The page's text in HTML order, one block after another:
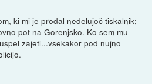
ki mi je prodal nedelujoč tiskalnik;
pot na Gorenjsko. Ko sem mu
zajeti...vsekakor pod nujno